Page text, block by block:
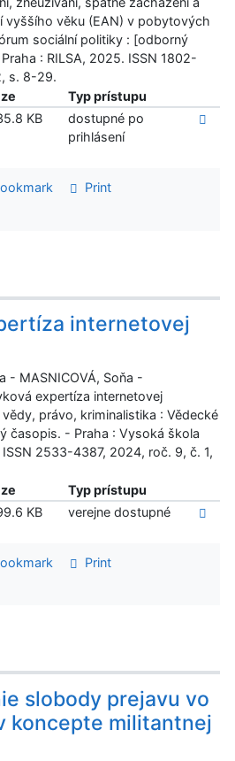
vyššího věku (EAN) v pobytových
sociální politiky : [odborný
: RILSA, 2025. ISSN 1802-
s. 8-29.
Typ prístupu
KB
dostupné po
prihlásení
Print
internetovej
- MASNICOVÁ, Soňa -
expertíza internetovej
právo, kriminalistika : Vědecké
časopis. - Praha : Vysoká škola
2533-4387, 2024, roč. 9, č. 1,
Typ prístupu
KB verejne dostupné
Print
slobody prejavu vo
koncepte militantnej